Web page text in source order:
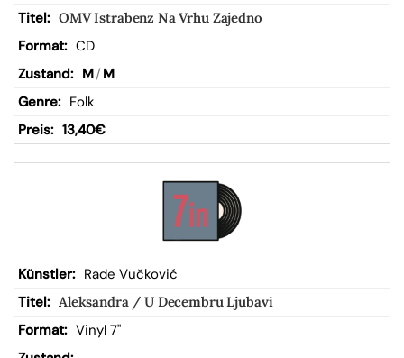
OMV Istrabenz Na Vrhu Zajedno
CD
M/ M
Folk
13,40€
Rade Vučković
Aleksandra / U Decembru Ljubavi
Vinyl 7"